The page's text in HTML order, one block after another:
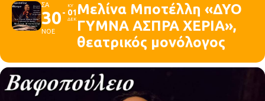
ΣΑ
30
ΝΟΕ
ΚΥ
01
ΔΕΚ
Μελίνα Μποτέλλη «ΔΥΟ
ΓΥΜΝΑ ΑΣΠΡΑ ΧΕΡΙΑ»,
θεατρικός μονόλογος